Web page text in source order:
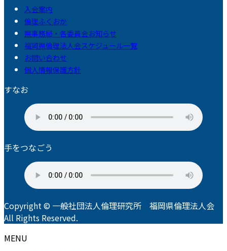
入会案内
倫理ふくおか
県事務局・各委員会お知らせ
福岡県倫理法人会スケジュール一覧
お問い合わせ
個人情報保護方針
すなお
手をつなごう
Copyright © 一般社団法人倫理研究所 福岡県倫理法人会
All Rights Reserved.
MENU